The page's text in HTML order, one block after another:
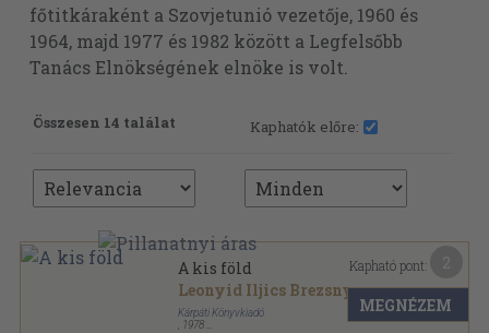
főtitkáraként a Szovjetunió vezetője, 1960 és
1964, majd 1977 és 1982 között a Legfelsőbb
Tanács Elnökségének elnöke is volt.
Összesen 14 találat Kaphatók előre:
A kis föld
Leonyid Iljics Brezsnyev
Kárpáti Könyvkiadó
1978
Kapható pont:
MEGNÉZEM